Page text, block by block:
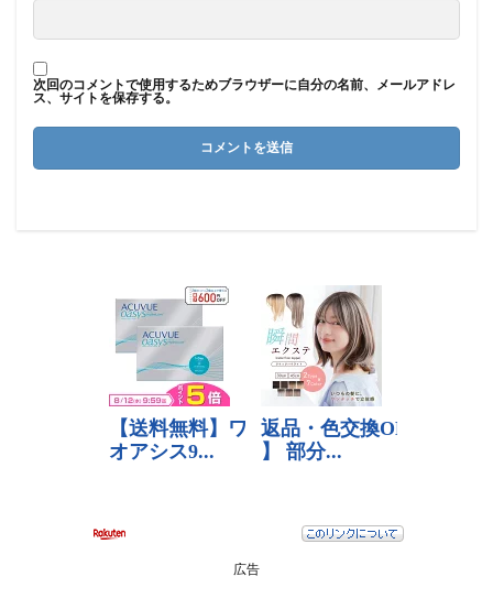
次回のコメントで使用するためブラウザーに自分の名前、メールアドレ
ス、サイトを保存する。
広告